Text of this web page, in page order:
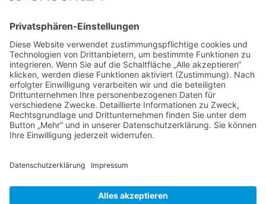
weiterlesen, denn Ihr könnt das schaffen! Eine
Phalaenopsis ist ein wunderbares Mitbringsel
zur Weihnachtszeit. Noch besser,…
Orchideen
im
Winter
Liebe Leser! Ihr könnt euch per E-Mail
informieren lassen, wenn neue Artikel auf
Wurzerlsgarten erscheinen.Folgt dafür einfach
diesem Link und gebt dort eure E-Mailadresse
28. November 2025